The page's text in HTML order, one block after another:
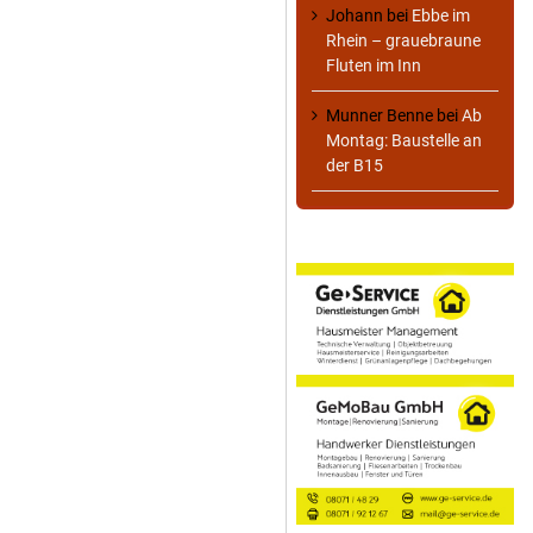
Johann bei Ebbe im
Rhein – grauebraune
Fluten im Inn
Munner Benne beiAb
Montag: Baustelle an
der B15